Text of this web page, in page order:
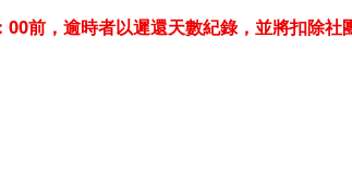
前，逾時者以遲還天數紀錄，並將扣除